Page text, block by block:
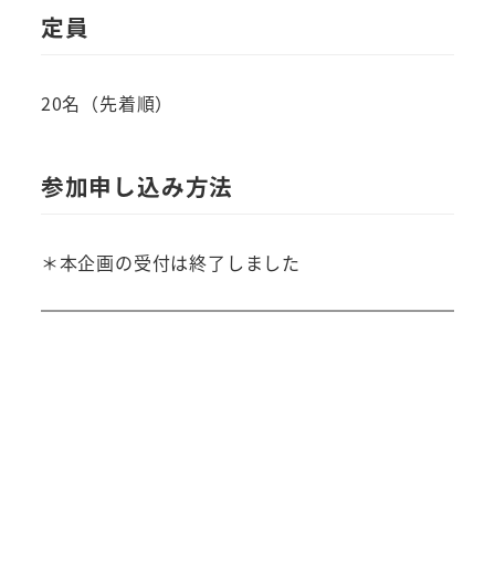
定員
20名（先着順）
参加申し込み方法
＊本企画の受付は終了しました